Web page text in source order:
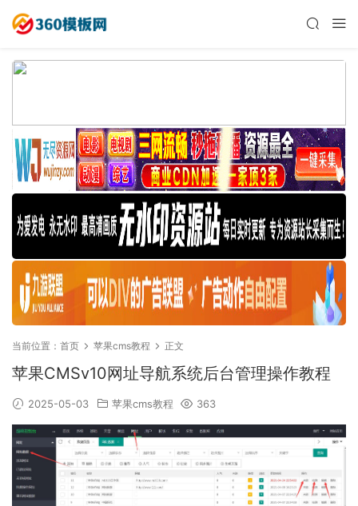
当前位置： 首页 苹果cms教程 正文
苹果CMSv10网址导航系统后台管理操作教程
2025-05-03 苹果cms教程 363